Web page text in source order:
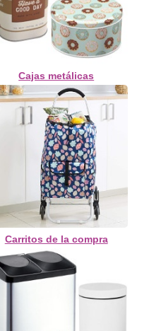
Cajas metálicas
Carritos de la compra